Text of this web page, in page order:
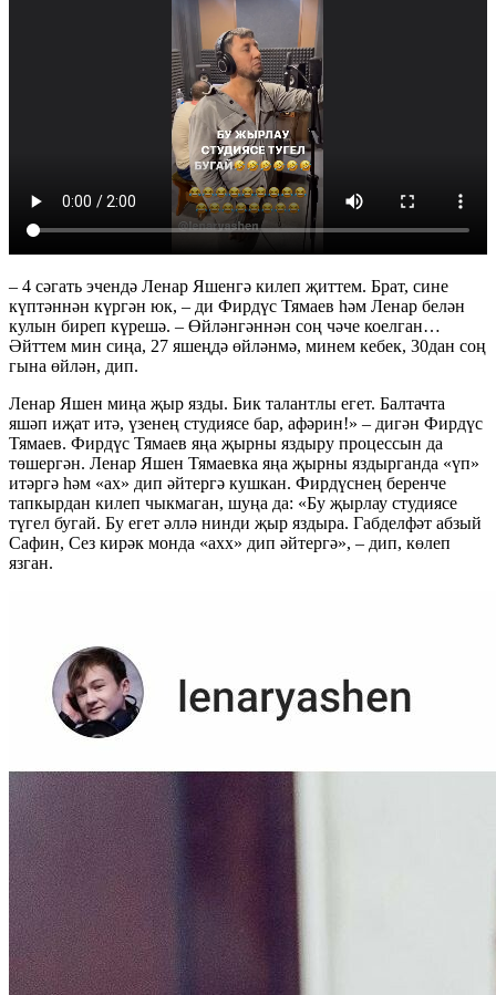
– 4 сәгать эчендә Ленар Яшенгә килеп җиттем. Брат, сине
күптәннән күргән юк, – ди Фирдүс Тямаев һәм Ленар белән
кулын биреп күрешә. – Өйләнгәннән соң чәче коелган…
Әйттем мин сиңа, 27 яшеңдә өйләнмә, минем кебек, 30дан соң
гына өйлән, дип.
Ленар Яшен миңа җыр язды. Бик талантлы егет. Балтачта
яшәп иҗат итә, үзенең студиясе бар, афәрин!» – дигән Фирдүс
Тямаев. Фирдүс Тямаев яңа җырны яздыру процессын да
төшергән. Ленар Яшен Тямаевка яңа җырны яздырганда «үп»
итәргә һәм «ах» дип әйтергә кушкан. Фирдүснең беренче
тапкырдан килеп чыкмаган, шуңа да: «Бу җырлау студиясе
түгел бугай. Бу егет әллә нинди җыр яздыра. Габделфәт абзый
Сафин, Сез кирәк монда «ахх» дип әйтергә», – дип, көлеп
язган.